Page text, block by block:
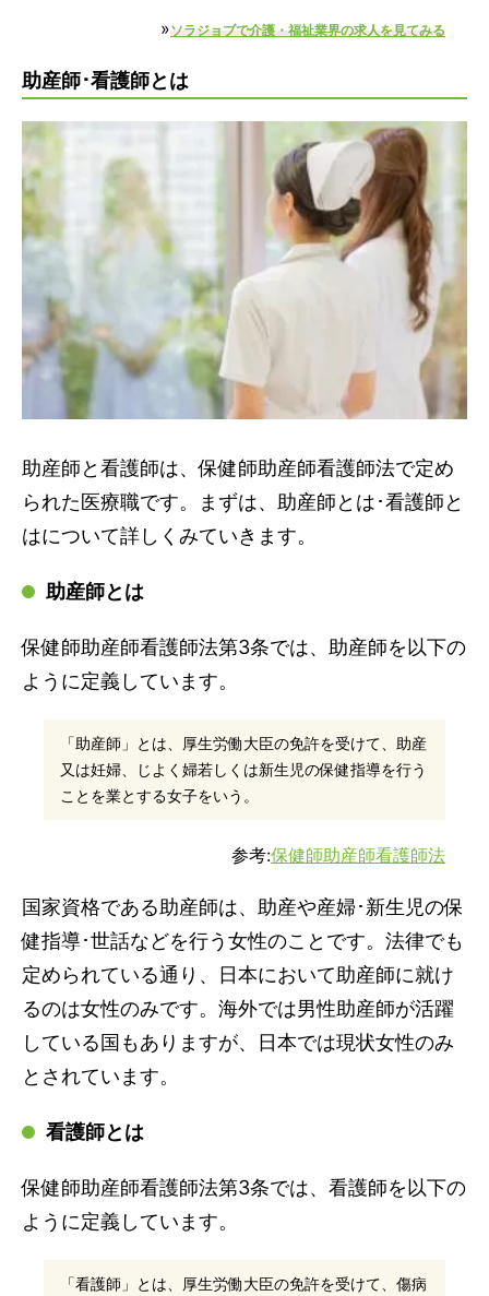
幅広い人のケアに携わりたい
助産師と看護師の違いは資格やケア対象、仕事内容
にある！
»ソラジョブで介護・福祉業界の求人を見てみる
助産師･看護師とは
助産師と看護師は、保健師助産師看護師法で定め
られた医療職です。まずは、助産師とは･看護師と
はについて詳しくみていきます。
助産師とは
保健師助産師看護師法第3条では、助産師を以下の
ように定義しています。
「助産師」とは、厚生労働大臣の免許を受けて、助産
又は妊婦、じよく婦若しくは新生児の保健指導を行う
ことを業とする女子をいう。
参考:保健師助産師看護師法
国家資格である助産師は、助産や産婦･新生児の保
健指導･世話などを行う女性のことです。法律でも
定められている通り、日本において助産師に就け
るのは女性のみです。海外では男性助産師が活躍
している国もありますが、日本では現状女性のみ
とされています。
看護師とは
保健師助産師看護師法第3条では、看護師を以下の
ように定義しています。
「看護師」とは、厚生労働大臣の免許を受けて、傷病